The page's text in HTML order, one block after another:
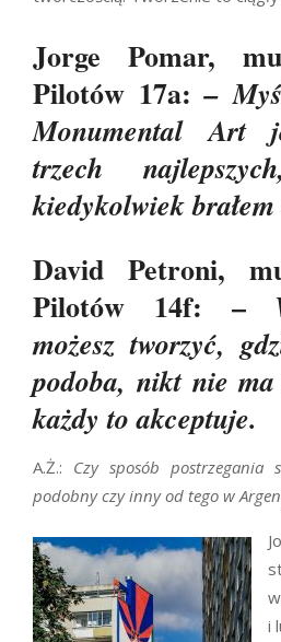
Jorge Pomar,
Pilotów 17a:–
Monumental Art
trzech
kiedykolwiek brałem
David Petroni,
Pilotów 14f: –
możesz tworzyć,
podoba, nikt nie
każdy to akceptuje.
A.Ż.: Czy sposób postrzegania
podobny czy inny od tego w
i